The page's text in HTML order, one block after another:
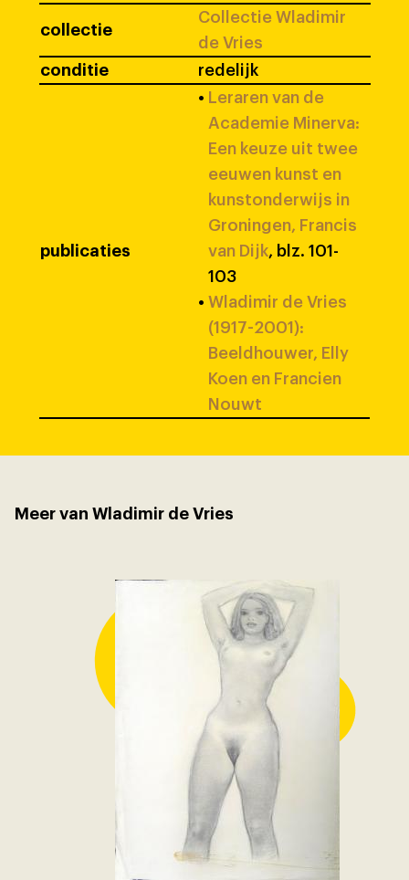
collectie
Collectie Wladimir
de Vries
conditie
redelijk
publicaties
• Leraren van de
Academie Minerva:
Een keuze uit twee
eeuwen kunst en
kunstonderwijs in
Groningen, Francis
van Dijk, blz. 101-
103
• Wladimir de Vries
(1917-2001):
Beeldhouwer, Elly
Koen en Francien
Nouwt
Meer van Wladimir de Vries